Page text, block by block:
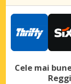
Cele mai